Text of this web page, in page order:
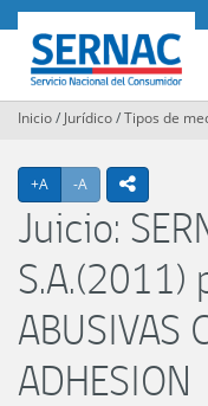
Contenido
principalSERNAC
Inicio/ Jurídico/Tipos de
+A Agrandar texto
-A Achicar texto
icono
Juicio:
S.A.(2011)
ABUSIVAS
ADHESION